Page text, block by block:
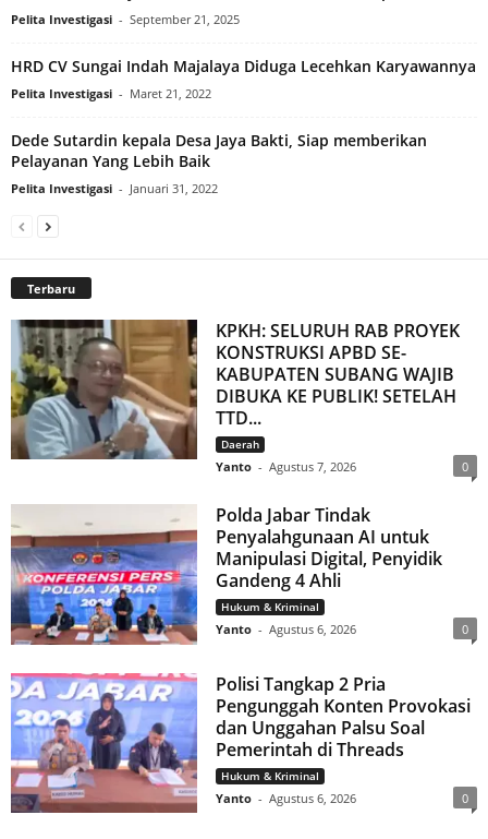
Pelita Investigasi - September 21, 2025
HRD CV Sungai Indah Majalaya Diduga Lecehkan Karyawannya
Pelita Investigasi - Maret 21, 2022
Dede Sutardin kepala Desa Jaya Bakti, Siap memberikan
Pelayanan Yang Lebih Baik
Pelita Investigasi - Januari 31, 2022
Terbaru
KPKH: SELURUH RAB PROYEK
KONSTRUKSI APBD SE-
KABUPATEN SUBANG WAJIB
DIBUKA KE PUBLIK! SETELAH
TTD...
Daerah
Yanto - Agustus 7, 2026 0
Polda Jabar Tindak
Penyalahgunaan AI untuk
Manipulasi Digital, Penyidik
Gandeng 4 Ahli
Hukum & Kriminal
Yanto - Agustus 6, 2026 0
Polisi Tangkap 2 Pria
Pengunggah Konten Provokasi
dan Unggahan Palsu Soal
Pemerintah di Threads
Hukum & Kriminal
Yanto - Agustus 6, 2026 0